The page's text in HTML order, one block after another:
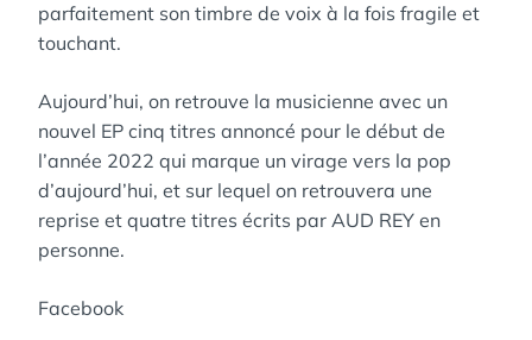
parfaitement son timbre de voix à la fois fragile et
touchant.
Aujourd’hui, on retrouve la musicienne avec un
nouvel EP cinq titres annoncé pour le début de
l’année 2022 qui marque un virage vers la pop
d’aujourd’hui, et sur lequel on retrouvera une
reprise et quatre titres écrits par AUD REY en
personne.
Facebook